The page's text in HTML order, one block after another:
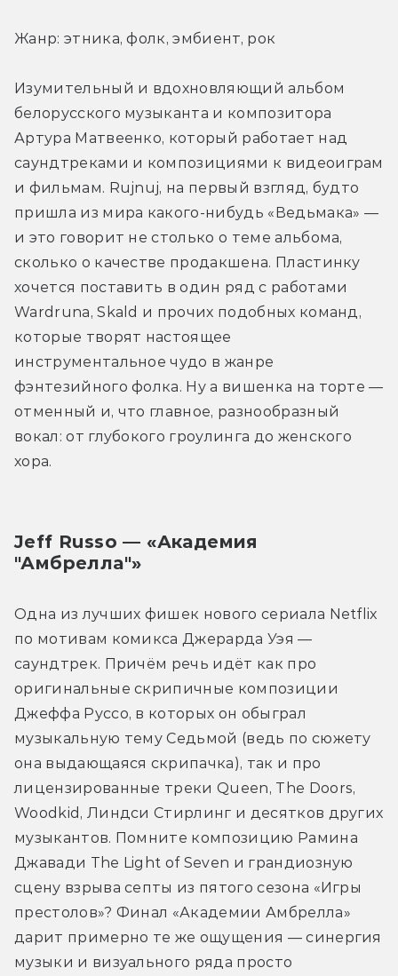
Жанр: этника, фолк, эмбиент, рок
Изумительный и вдохновляющий альбом
белорусского музыканта и композитора
Артура Матвеенко, который работает над
саундтреками и композициями к видеоиграм
и фильмам. Rujnuj, на первый взгляд, будто
пришла из мира какого-нибудь «Ведьмака» —
и это говорит не столько о теме альбома,
сколько о качестве продакшена. Пластинку
хочется поставить в один ряд с работами
Wardruna, Skald и прочих подобных команд,
которые творят настоящее
инструментальное чудо в жанре
фэнтезийного фолка. Ну а вишенка на торте —
отменный и, что главное, разнообразный
вокал: от глубокого гроулинга до женского
хора.
Jeff Russo — «Академия
"Амбрелла"»
Одна из лучших фишек нового сериала Netflix
по мотивам комикса Джерарда Уэя —
саундтрек. Причём речь идёт как про
оригинальные скрипичные композиции
Джеффа Руссо, в которых он обыграл
музыкальную тему Седьмой (ведь по сюжету
она выдающаяся скрипачка), так и про
лицензированные треки Queen, The Doors,
Woodkid, Линдси Стирлинг и десятков других
музыкантов. Помните композицию Рамина
Джавади The Light of Seven и грандиозную
сцену взрыва септы из пятого сезона «Игры
престолов»? Финал «Академии Амбрелла»
дарит примерно те же ощущения — синергия
музыки и визуального ряда просто